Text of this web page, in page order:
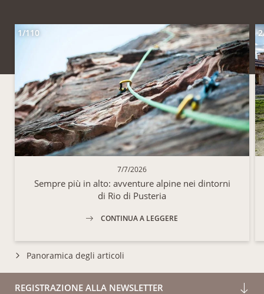
1/110
7/7/2026
Sempre più in alto: avventure alpine nei dintorni
di Rio di Pusteria
CONTINUA A LEGGERE
Panoramica degli articoli
REGISTRAZIONE ALLA NEWSLETTER